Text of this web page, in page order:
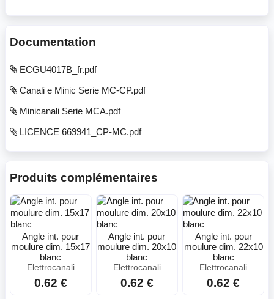
Documentation
ECGU4017B_fr.pdf
Canali e Minic Serie MC-CP.pdf
Minicanali Serie MCA.pdf
LICENCE 669941_CP-MC.pdf
Produits complémentaires
Angle int. pour
moulure dim. 15x17
blanc
Elettrocanali
0.62 €
Angle int. pour
moulure dim. 20x10
blanc
Elettrocanali
0.62 €
Angle int. pour
moulure dim. 22x10
blanc
Elettrocanali
0.62 €